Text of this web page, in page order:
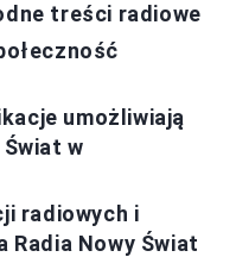
treści radiowe
umożliwiają
Świat w
radiowych i
Radia Nowy Świat